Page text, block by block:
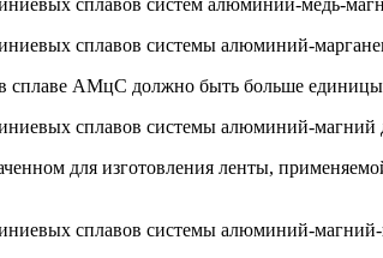
сплавов системы алюминий-
сплаве АМцС должно быть больше
сплавов системы алюминий-магний
для изготовления ленты,
сплавов системы алюминий-